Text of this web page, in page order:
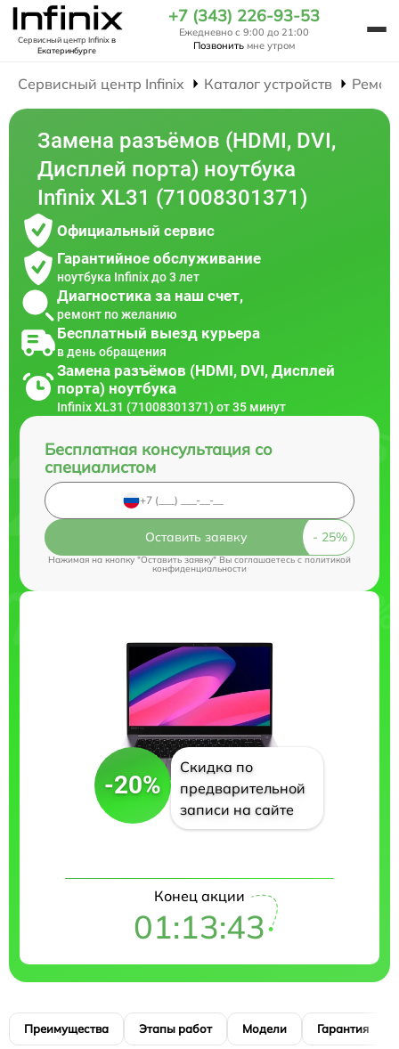
Сервисный центр Infinixв
Екатеринбурге
+7 (343) 226-93-53
Ежедневно с 9:00 до 21:00
Позвонить мне утром
Сервисный центр Infinix Каталог устройств
Замена разъёмов (HDMI, DVI,
Дисплей порта) ноутбука
Infinix XL31 (71008301371)
Официальный сервис
Гарантийное обслуживание
ноутбука Infinix до 3 лет
Диагностика за наш счет,
ремонт по желанию
Бесплатный выезд курьера
в день обращения
Замена разъёмов (HDMI, DVI, Дисплей
порта) ноутбука
Infinix XL31 (71008301371) от 35 минут
Бесплатная консультация со
специалистом
Оставить заявку
Нажимая на кнопку "Оставить заявку" Вы соглашаетесь cполитикой
конфиденциальности
-20%
Скидка по
предварительной
записи на сайте
Конец акции
01:13:42
Преимущества Этапы работ Модели Гарантия